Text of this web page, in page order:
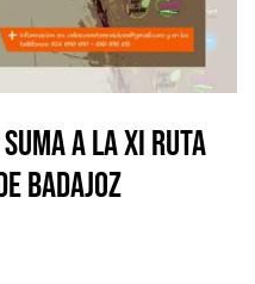
a la XI Ruta
Badajoz